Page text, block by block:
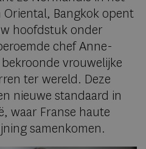
Bangkok opent
hoofdstuk onder
chef Anne-
vrouwelijke
ter wereld. Deze
nieuwe standaard in
waar Franse haute
samenkomen.